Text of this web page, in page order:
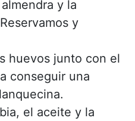
y la
y
huevos junto con el
conseguir una
el aceite y la